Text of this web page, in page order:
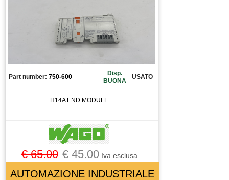
Part number: 750-600
Disp.
BUONA
USATO
H14A END MODULE
€ 65.00 € 45.00Iva esclusa
AUTOMAZIONE INDUSTRIALE